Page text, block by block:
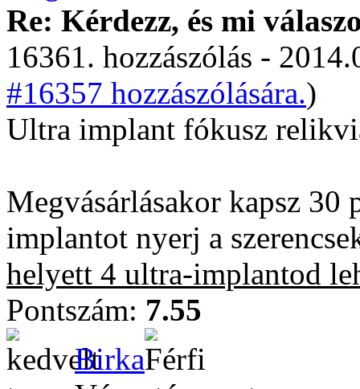
Re: Kérdezz, és mi
16361. hozzászólás -
#16357 hozzászólására.)
Ultra implant fókusz
Megvásárlásakor kapsz 30
implantot nyerj a
helyett 4 ultra-implantod
Pontszám: 7.55
Birka